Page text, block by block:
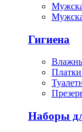
Гигиена
Наборы